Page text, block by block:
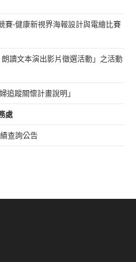
賽-健康新視界海報設計與電繪比賽
讀文本演出影片徵選活動」之活動
追蹤關懷計畫說明」
處
查詢公告